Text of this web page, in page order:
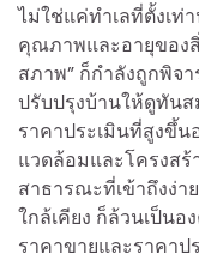
ไม่ใช่แค่ทำเลที่ตั้งเท่
คุณภาพและอายุของสิ่
สภาพ” ก็กำลังถูกพิจ
ปรับปรุงบ้านให้ดูทัน
ราคาประเมินที่สูงขึ้
แวดล้อมและโครงส
สาธารณะที่เข้าถึงง่
ใกล้เคียง ก็ล้วนเป็น
ราคาขายและราคาป